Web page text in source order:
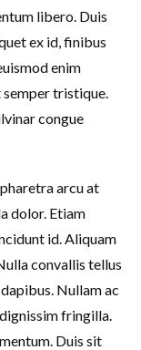
libero. Duis
ex id, finibus
enim
semper tristique.
congue
arcu at
dolor. Etiam
id. Aliquam
convallis tellus
Nullam ac
fringilla.
Duis sit